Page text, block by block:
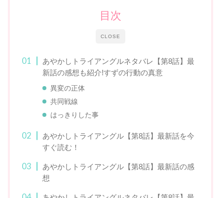
CLOSE
目次
あやかしトライアングルネタバレ【第8話】最
新話の感想も紹介!すずの行動の真意
異変の正体
共同戦線
はっきりした事
あやかしトライアングル【第8話】最新話を今
すぐ読む！
あやかしトライアングル【第8話】最新話の感
想